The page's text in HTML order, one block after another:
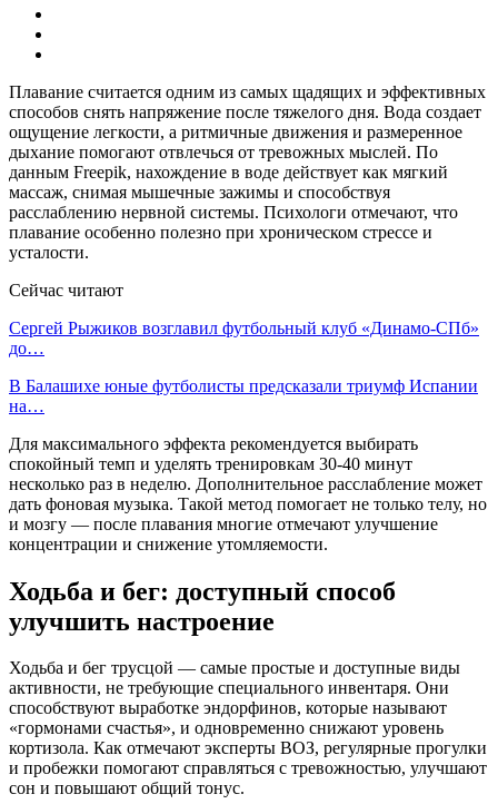
Плавание считается одним из самых щадящих и эффективных
способов снять напряжение после тяжелого дня. Вода создает
ощущение легкости, а ритмичные движения и размеренное
дыхание помогают отвлечься от тревожных мыслей. По
данным Freepik, нахождение в воде действует как мягкий
массаж, снимая мышечные зажимы и способствуя
расслаблению нервной системы. Психологи отмечают, что
плавание особенно полезно при хроническом стрессе и
усталости.
Сейчас читают
Сергей Рыжиков возглавил футбольный клуб «Динамо-СПб»
до…
В Балашихе юные футболисты предсказали триумф Испании
на…
Для максимального эффекта рекомендуется выбирать
спокойный темп и уделять тренировкам 30-40 минут
несколько раз в неделю. Дополнительное расслабление может
дать фоновая музыка. Такой метод помогает не только телу, но
и мозгу — после плавания многие отмечают улучшение
концентрации и снижение утомляемости.
Ходьба и бег: доступный способ
улучшить настроение
Ходьба и бег трусцой — самые простые и доступные виды
активности, не требующие специального инвентаря. Они
способствуют выработке эндорфинов, которые называют
«гормонами счастья», и одновременно снижают уровень
кортизола. Как отмечают эксперты ВОЗ, регулярные прогулки
и пробежки помогают справляться с тревожностью, улучшают
сон и повышают общий тонус.